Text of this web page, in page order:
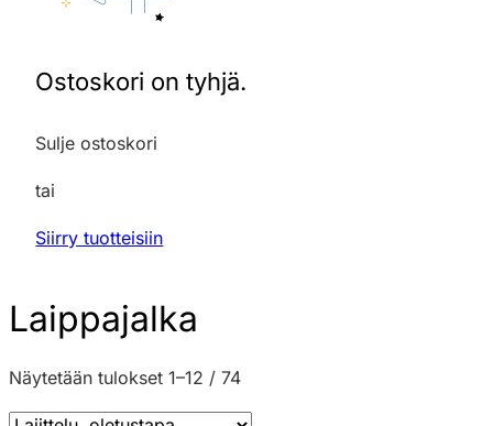
Ostoskori on tyhjä.
Sulje ostoskori
tai
Siirry tuotteisiin
Laippajalka
Näytetään tulokset 1–12 / 74